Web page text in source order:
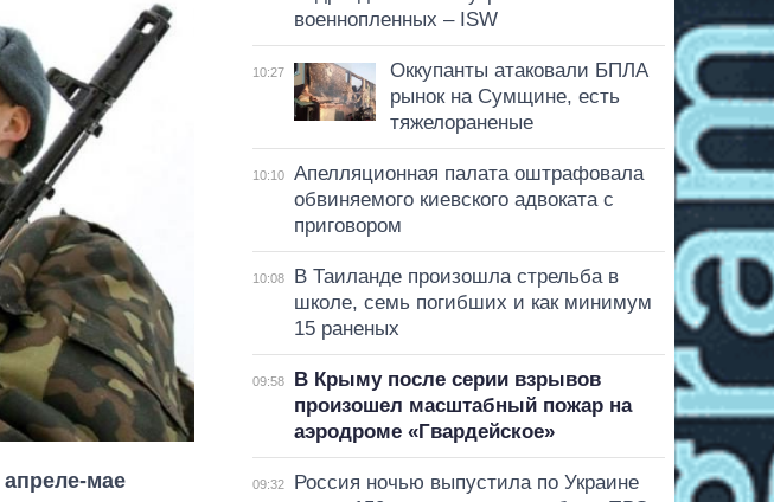
мае
военнопленных – ISW
10:27
Оккупанты атаковали БПЛА
рынок на Сумщине, есть
тяжелораненые
10:10
Апелляционная палата оштрафовала
обвиняемого киевского адвоката с
приговором
10:08
В Таиланде произошла стрельба в
школе, семь погибших и как минимум
15 раненых
09:58
В Крыму после серии взрывов
произошел масштабный пожар на
аэродроме «Гвардейское»
09:32
Россия ночью выпустила по Украине